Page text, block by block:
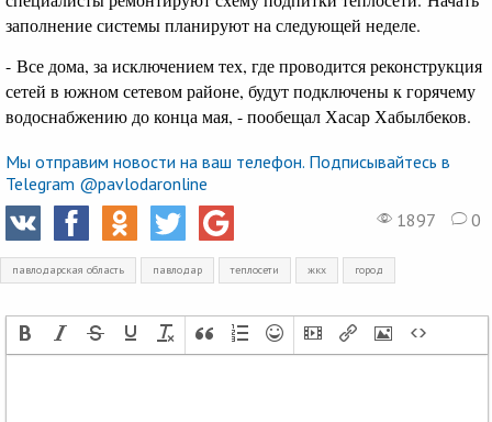
заполнение системы планируют на следующей неделе.
- Все дома, за исключением тех, где проводится реконструкция
сетей в южном сетевом районе, будут подключены к горячему
водоснабжению до конца мая, - пообещал Хасар Хабылбеков.
Мы отправим новости на ваш телефон. Подписывайтесь в
Telegram @pavlodaronline
1897
0
павлодарская область павлодар теплосети жкх город